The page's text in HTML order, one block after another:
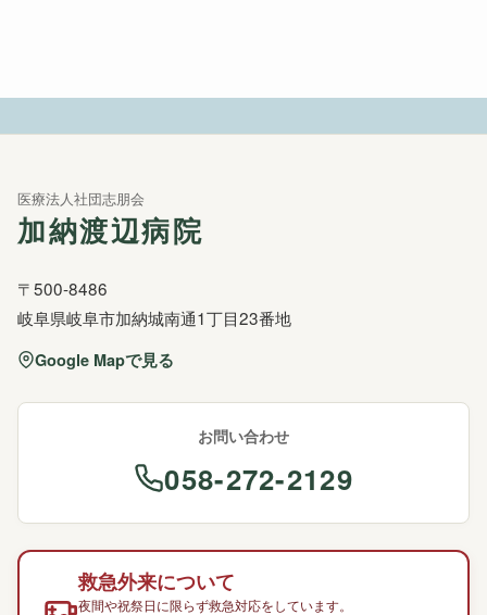
医療法人社団志朋会
加納渡辺病院
〒500-8486
岐阜県岐阜市加納城南通1丁目23番地
Google Mapで見る
お問い合わせ
058-272-2129
救急外来について
夜間や祝祭日に限らず救急対応をしています。